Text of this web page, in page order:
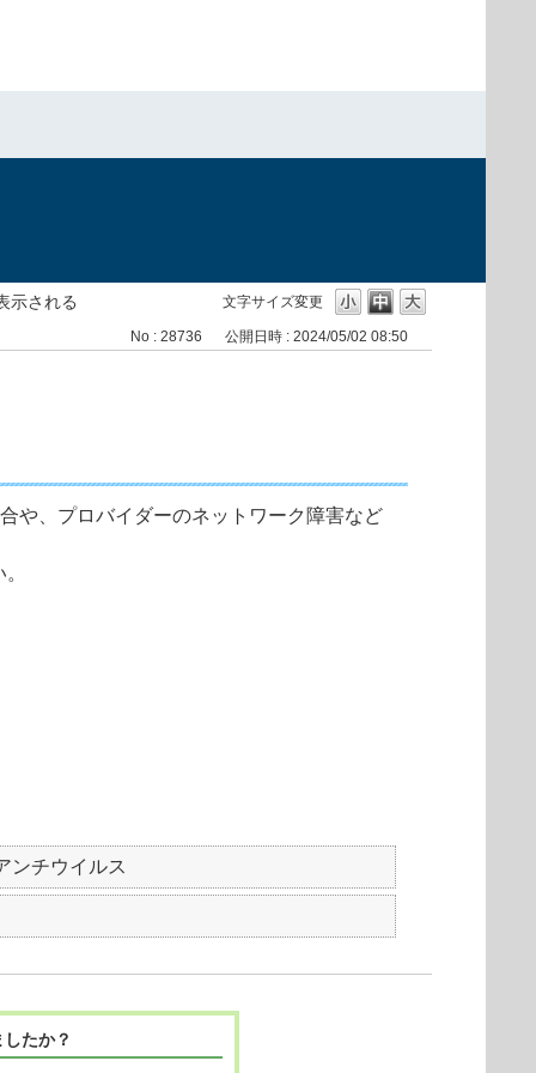
文字サイズ変更
示される
No : 28736 公開日時 : 2024/05/02 08:50
や、プロバイダーのネットワーク障害など
ンチウイルス
たか？